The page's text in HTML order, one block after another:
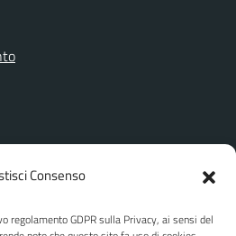
Consenso
regolamento GDPR sulla Privacy, ai sensi del